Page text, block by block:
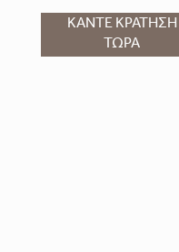
ΚΑΝΤΕ ΚΡΑΤΗΣΗ
ΤΩΡΑ